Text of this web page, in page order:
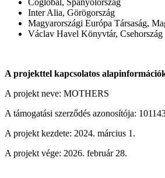
Coglobal, Spanyolország
Inter Alia, Görögország
Magyarországi Európa Társaság,
Václav Havel Könyvtár, Csehország
A projekttel kapcsolatos
A projekt neve: MOTHERS
A támogatási szerződés azonosítója:
A projekt kezdete: 2024. március 1.
A projekt vége: 2026. február 28.